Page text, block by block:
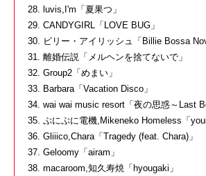
28. luvis,I'm「夏果つ」
29. CANDYGIRL「LOVE BUG」
30. ビリー・アイリッシュ「Billie Bossa
31. 離婚伝説「メルヘンを捨てないで」
32. Group2「めまい」
33. Barbara「Vacation Disco」
34. wai wai music resort「夜の思惑～Last
35. ぷにぷに電機,Mikeneko Homeless「your
36. Gliiico,Chara「Tragedy (feat. Chara)」
37. Geloomy「airam」
38. macaroom,知久寿焼「hyougaki」